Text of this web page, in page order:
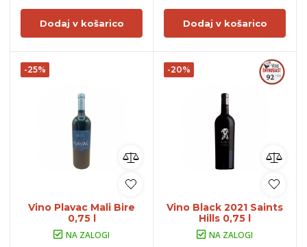
Dodaj v košarico Dodaj v košarico
-25%
Vino Plavac Mali Bire
0,75 l
NA ZALOGI
-20%
Vino Black 2021 Saints
Hills 0,75 l
NA ZALOGI